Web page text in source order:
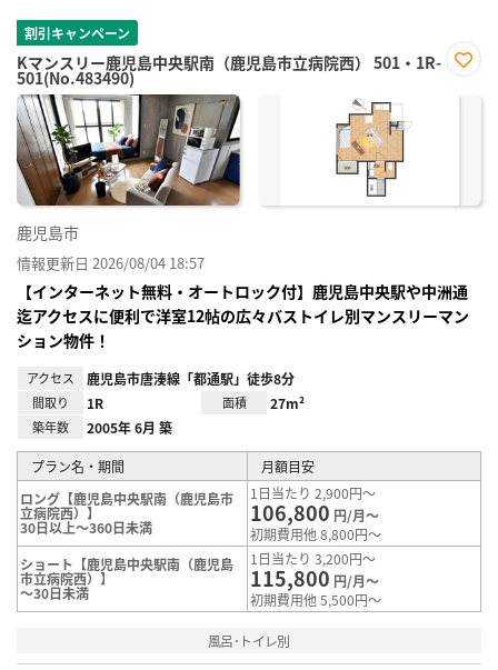
割引キャンペーン
Kマンスリー鹿児島中央駅南（鹿児島市立病院西） 501・1R-
501(No.483490)
に入
鹿児島市
情報更新日 2026/08/04 18:57
【インターネット無料・オートロック付】鹿児島中央駅や中洲通
迄アクセスに便利で洋室12帖の広々バストイレ別マンスリーマン
ション物件！
アクセス 鹿児島市唐湊線「都通駅」徒歩8分
間取り 1R 面積 27m²
築年数 2005年 6月 築
プラン名・期間
月額目安
ロング【鹿児島中央駅南（鹿児島市
立病院西）】
30日以上～360日未満
1日当たり 2,900円～
106,800 円/月～
初期費用他 8,800円～
ショート【鹿児島中央駅南（鹿児島
市立病院西）】
～30日未満
1日当たり 3,200円～
115,800 円/月～
初期費用他 5,500円～
風呂･トイレ別